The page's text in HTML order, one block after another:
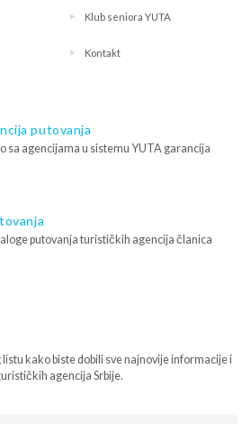
Klub seniora YUTA
Kontakt
putovanja
sa agencijama u sistemu YUTA garancija
putovanja turističkih agencija članica
kako biste dobili sve najnovije informacije i
agencija Srbije.